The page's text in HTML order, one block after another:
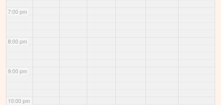
7:00 pm
8:00 pm
9:00 pm
10:00 pm